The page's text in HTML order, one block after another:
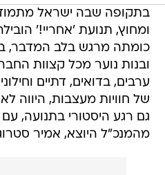
בתקופה שבה ישראל
ומחוץ, תנועת 'אחריי!'
כומתה מרגש בלב המדבר,
ובנות נוער מכל קצוות
ערבים, בדואים, דתיים
של חוויות מעצבות, היווה
גם רגע היסטורי בתנועה,
מהמנכ"ל היוצא, אמיר